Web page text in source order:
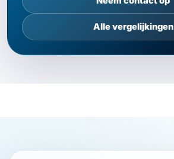
Alle vergelijkingen